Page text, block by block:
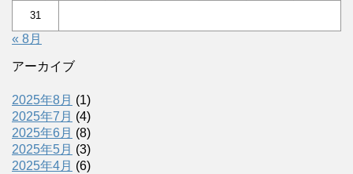
31
« 8月
アーカイブ
2025年8月 (1)
2025年7月 (4)
2025年6月 (8)
2025年5月 (3)
2025年4月 (6)